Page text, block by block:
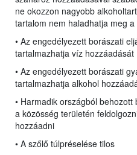
ne okozzon nagyobb
tartalom nem haladhatja meg a
• Az engedélyezett borászati
tartalmazhatja víz hozzáadását
• Az engedélyezett borászati
tartalmazhatja alkohol
• Harmadik országból
a közösség területén
hozzáadni
• A szőlő túlpréselése tilos